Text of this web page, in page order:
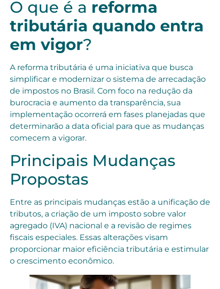
O que é a reforma
tributária quando entra
em vigor?
A reforma tributária é uma iniciativa que busca
simplificar e modernizar o sistema de arrecadação
de impostos no Brasil. Com foco na redução da
burocracia e aumento da transparência, sua
implementação ocorrerá em fases planejadas que
determinarão a data oficial para que as mudanças
comecem a vigorar.
Principais Mudanças
Propostas
Entre as principais mudanças estão a unificação de
tributos, a criação de um imposto sobre valor
agregado (IVA) nacional e a revisão de regimes
fiscais especiales. Essas alterações visam
proporcionar maior eficiência tributária e estimular
o crescimento econômico.